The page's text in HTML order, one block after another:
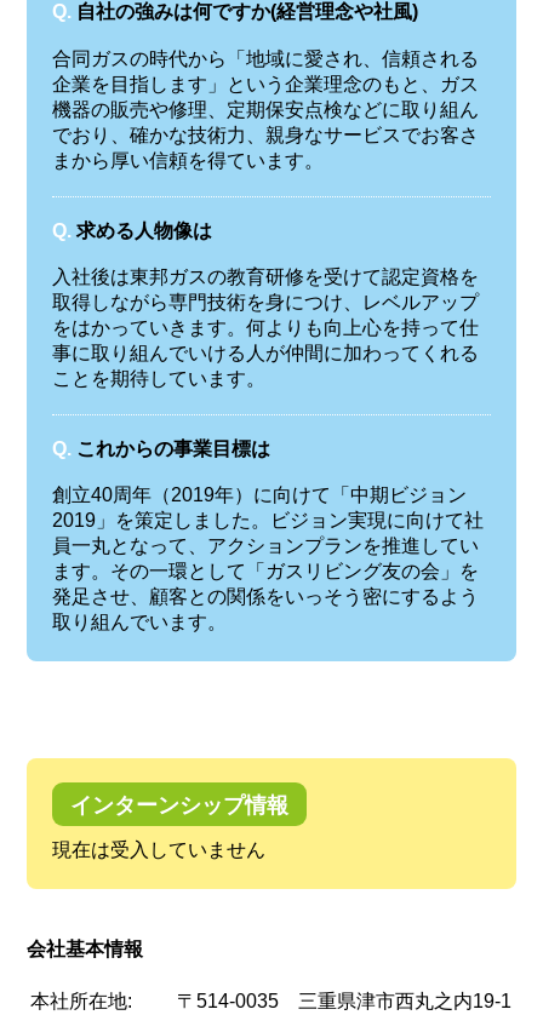
Q. 自社の強みは何ですか(経営理念や社風)
合同ガスの時代から「地域に愛され、信頼される
企業を目指します」という企業理念のもと、ガス
機器の販売や修理、定期保安点検などに取り組ん
でおり、確かな技術力、親身なサービスでお客さ
まから厚い信頼を得ています。
Q. 求める人物像は
入社後は東邦ガスの教育研修を受けて認定資格を
取得しながら専門技術を身につけ、レベルアップ
をはかっていきます。何よりも向上心を持って仕
事に取り組んでいける人が仲間に加わってくれる
ことを期待しています。
Q. これからの事業目標は
創立40周年（2019年）に向けて「中期ビジョン
2019」を策定しました。ビジョン実現に向けて社
員一丸となって、アクションプランを推進してい
ます。その一環として「ガスリビング友の会」を
発足させ、顧客との関係をいっそう密にするよう
取り組んでいます。
インターンシップ情報
現在は受入していません
会社基本情報
本社所在地:
〒514-0035 三重県津市西丸之内19-1